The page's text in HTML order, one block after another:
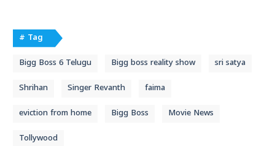
# Tag
Bigg Boss 6 Telugu Bigg boss reality show sri satya
Shrihan Singer Revanth faima
eviction from home Bigg Boss Movie News
Tollywood